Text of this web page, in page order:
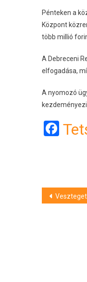
Pénteken a
Központ
több millió
A Debreceni
elfogadása,
A nyomozó
Vesztegetés miatt vett őrizetbe egy